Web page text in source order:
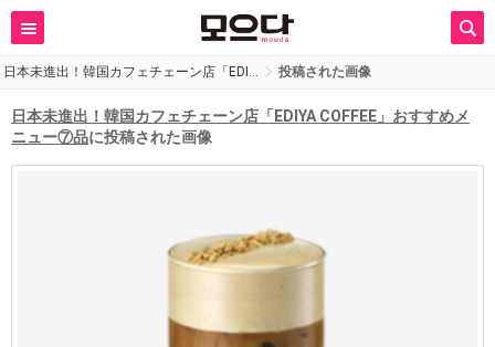
日本未進出！韓国カフェチェーン店「EDI… 投稿された画像
日本未進出！韓国カフェチェーン店「EDIYA COFFEE」おすすめメ
ニュー⑦品に投稿された画像